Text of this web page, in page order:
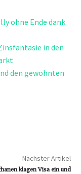
ohne Ende dank
in den
den gewohnten
Nächster Artikel
klagen Visa ein und